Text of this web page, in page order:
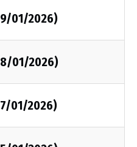
01/2026)
01/2026)
01/2026)